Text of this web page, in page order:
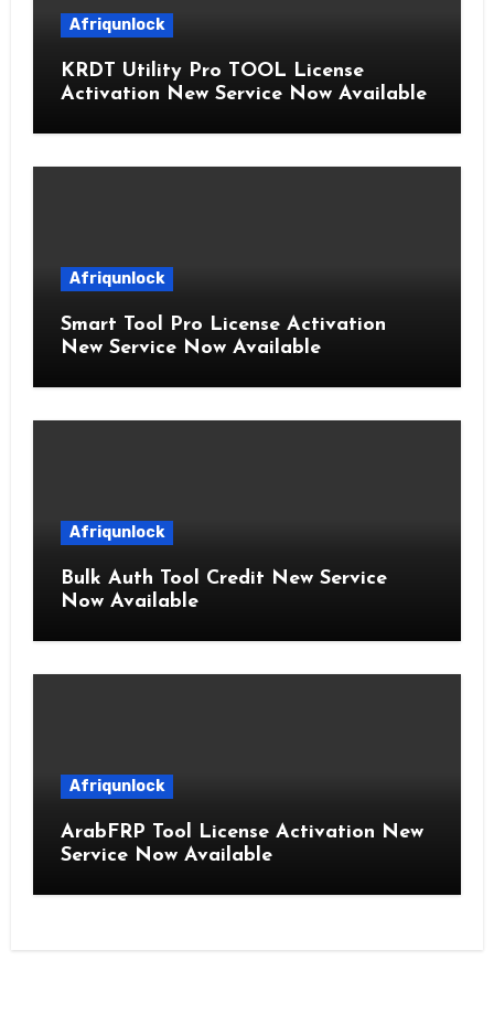
Afriqunlock
KRDT Utility Pro TOOL License
Activation New Service Now Available
Afriqunlock
Smart Tool Pro License Activation
New Service Now Available
Afriqunlock
Bulk Auth Tool Credit New Service
Now Available
Afriqunlock
ArabFRP Tool License Activation New
Service Now Available